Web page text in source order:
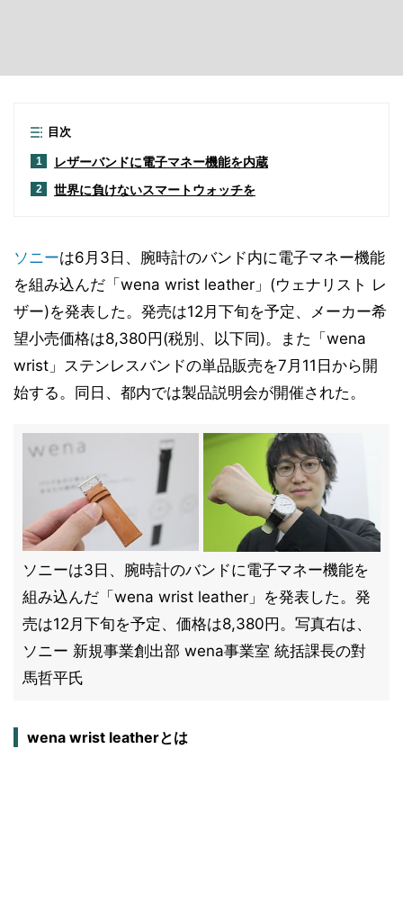
目次
1 レザーバンドに電子マネー機能を内蔵
2 世界に負けないスマートウォッチを
ソニーは6月3日、腕時計のバンド内に電子マネー機能
を組み込んだ「wena wrist leather」(ウェナリスト レ
ザー)を発表した。発売は12月下旬を予定、メーカー希
望小売価格は8,380円(税別、以下同)。また「wena
wrist」ステンレスバンドの単品販売を7月11日から開
始する。同日、都内では製品説明会が開催された。
ソニーは3日、腕時計のバンドに電子マネー機能を
組み込んだ「wena wrist leather」を発表した。発
売は12月下旬を予定、価格は8,380円。写真右は、
ソニー 新規事業創出部 wena事業室 統括課長の對
馬哲平氏
wena wrist leatherとは